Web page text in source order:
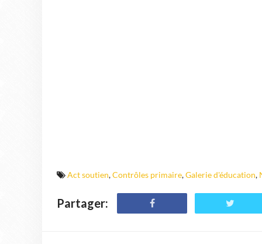
Act soutien,Contrôles primaire,Galerie d'éducation,
Partager: